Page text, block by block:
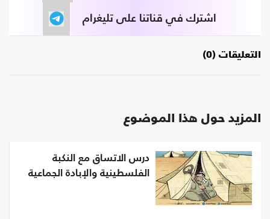
اشترك في قناتنا على تليغرام
التعليقات (0)
المزيد حول هذا الموضوع
درس الاتساق مع النكبة
الفلسطينية والإبادة الجماعية